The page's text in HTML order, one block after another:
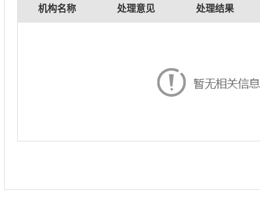
机构名称 处理意见 处理结果